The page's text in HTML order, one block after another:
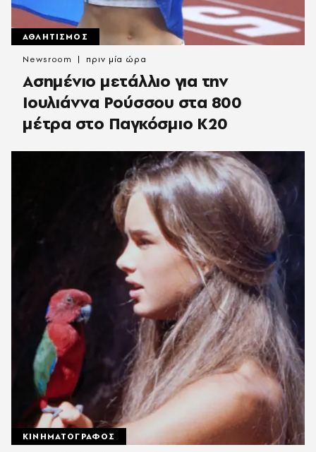
ΑΘΛΗΤΙΣΜΟΣ
Ασημένιο μετάλλιο για την
Ιουλιάννα Ρούσσου στα 800
μέτρα στο Παγκόσμιο Κ20
Newsroom πριν μία ώρα
ΚΙΝΗΜΑΤΟΓΡΑΦΟΣ